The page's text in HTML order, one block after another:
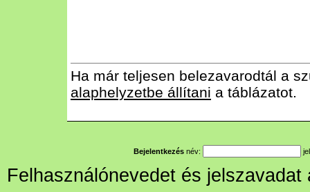
Ha már teljesen belezavarodtál a
alaphelyzetbe állítani a táblázatot.
Bejelentkezés név:
Felhasználónevedet és